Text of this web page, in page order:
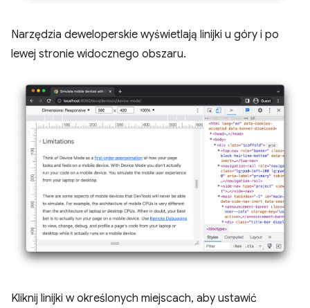
Narzędzia deweloperskie wyświetlają linijki u góry i po
lewej stronie widocznego obszaru.
Kliknij linijki w określonych miejscach, aby ustawić